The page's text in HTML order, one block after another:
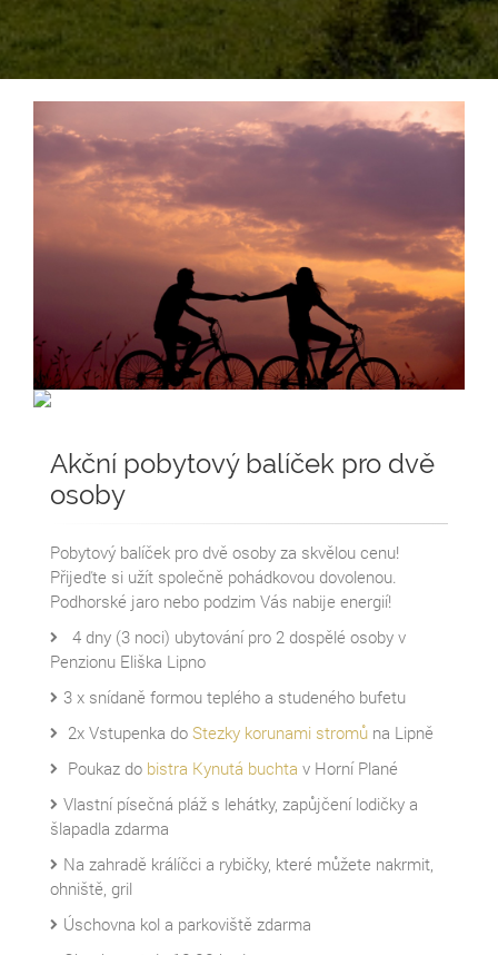
Akční pobytový balíček pro dvě
osoby
Pobytový balíček pro dvě osoby za skvělou cenu!
Přijeďte si užít společně pohádkovou dovolenou.
Podhorské jaro nebo podzim Vás nabije energií!
4 dny (3 noci) ubytování pro 2 dospělé osoby v
Penzionu Eliška Lipno
3 x snídaně formou teplého a studeného bufetu
2x Vstupenka do Stezky korunami stromů na Lipně
Poukaz do bistra Kynutá buchta v Horní Plané
Vlastní písečná pláž s lehátky, zapůjčení lodičky a
šlapadla zdarma
Na zahradě králíčci a rybičky, které můžete nakrmit,
ohniště, gril
Úschovna kol a parkoviště zdarma